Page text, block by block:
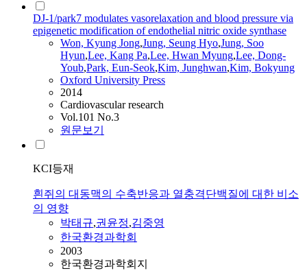
DJ-1/park7 modulates vasorelaxation and blood pressure via
epigenetic modification of endothelial nitric oxide synthase
Won, Kyung Jong,Jung, Seung Hyo,Jung, Soo
Hyun,Lee, Kang Pa,Lee, Hwan Myung,Lee, Dong-
Youb,Park, Eun-Seok,Kim, Junghwan,Kim, Bokyung
Oxford University Press
2014
Cardiovascular research
Vol.101 No.3
원문보기
KCI등재
흰쥐의 대동맥의 수축반응과 열충격단백질에 대한 비소
의 영향
박태규,권윤정,김중영
한국환경과학회
2003
한국환경과학회지